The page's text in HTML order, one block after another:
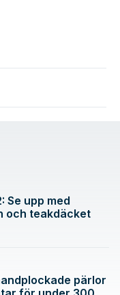
Se upp med
och teakdäcket
pärlor